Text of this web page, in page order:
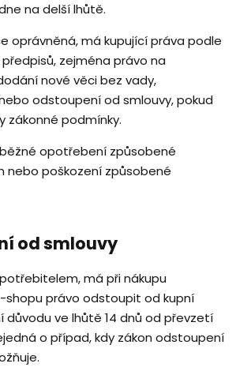
na delší lhůtě.
oprávněná, má kupující práva podle
zejména právo na
nové věci bez vady,
odstoupení od smlouvy, pokud
zákonné podmínky.
opotřebení způsobené
nebo poškození způsobené
od smlouvy
má při nákupu
právo odstoupit od kupní
důvodu ve lhůtě 14 dnů od převzetí
o případ, kdy zákon odstoupení